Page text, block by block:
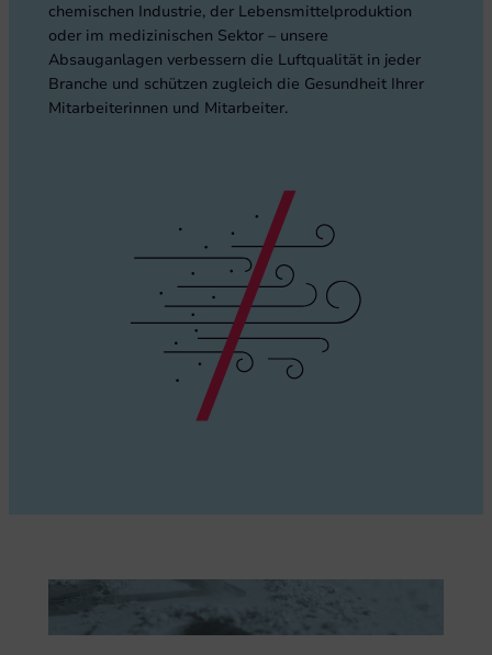
chemischen Industrie, der Lebensmittelproduktion
oder im medizinischen Sektor – unsere
Absauganlagen verbessern die Luftqualität in jeder
Branche und schützen zugleich die Gesundheit Ihrer
Mitarbeiterinnen und Mitarbeiter.